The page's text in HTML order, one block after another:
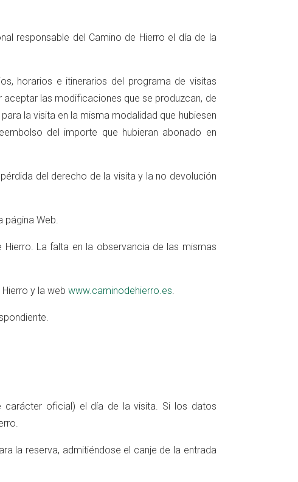
responsable del Camino de Hierro el día de la
horarios e itinerarios del programa de visitas
las modificaciones que se produzcan, de
la visita en la misma modalidad que hubiesen
del importe que hubieran abonado en
del derecho de la visita y la no devolución
página Web.
La falta en la observancia de las mismas
y la web www.caminodehierro.es.
carácter oficial) el día de la visita. Si los datos
la reserva, admitiéndose el canje de la entrada